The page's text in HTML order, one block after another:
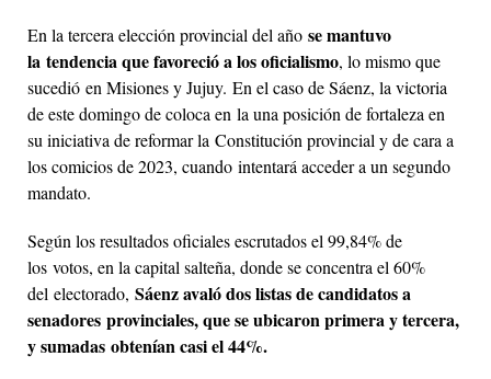
En la tercera elección provincial del año se mantuvo
la tendencia que favoreció a los oficialismo, lo mismo que
sucedió en Misiones y Jujuy. En el caso de Sáenz, la victoria
de este domingo de coloca en la una posición de fortaleza en
su iniciativa de reformar la Constitución provincial y de cara a
los comicios de 2023, cuando intentará acceder a un segundo
mandato.
Según los resultados oficiales escrutados el 99,84% de
los votos, en la capital salteña, donde se concentra el 60%
del electorado, Sáenz avaló dos listas de candidatos a
senadores provinciales, que se ubicaron primera y tercera,
y sumadas obtenían casi el 44%.